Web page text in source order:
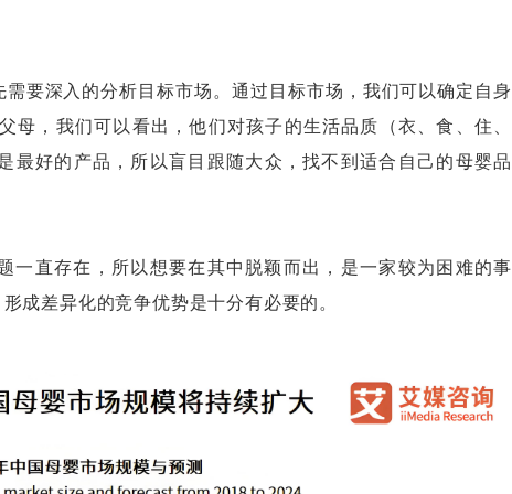
深入的分析目标市场。通过目标市场，我们可以确定自身
，我们可以看出，他们对孩子的生活品质（衣、食、住、
最好的产品，所以盲目跟随大众，找不到适合自己的母婴品
直存在，所以想要在其中脱颖而出，是一家较为困难的事
成差异化的竞争优势是十分有必要的。